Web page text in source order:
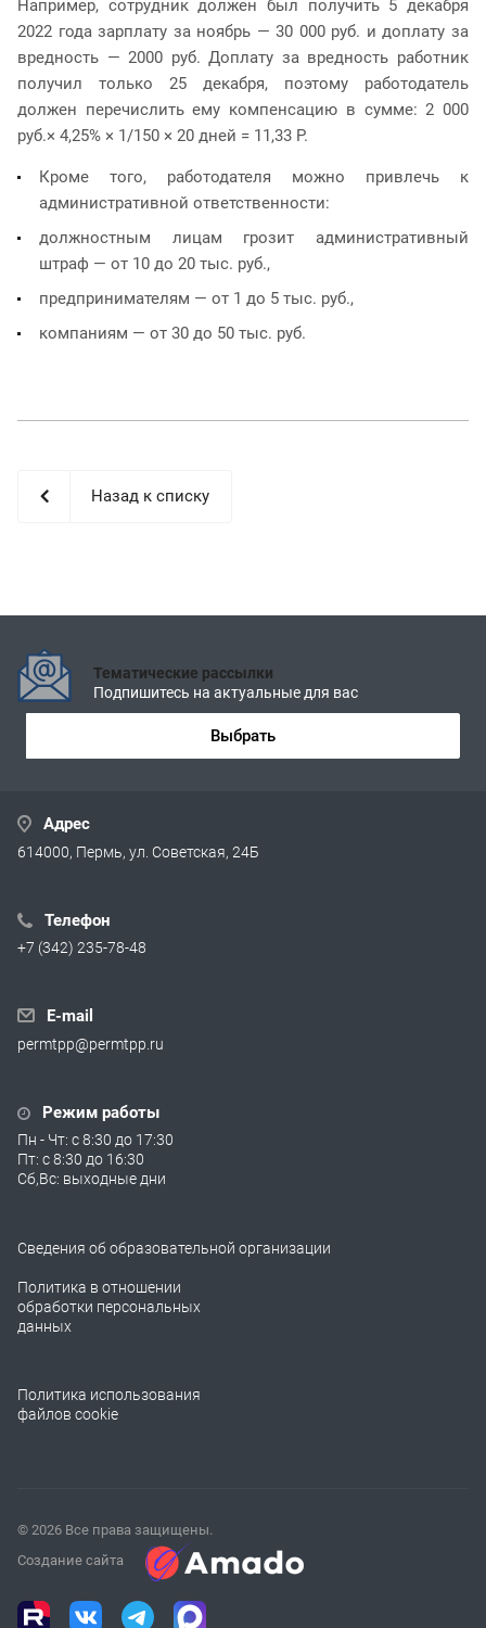
Например, сотрудник должен был получить 5 декабря
2022 года зарплату за ноябрь — 30 000 руб. и доплату за
вредность — 2000 руб. Доплату за вредность работник
получил только 25 декабря, поэтому работодатель
должен перечислить ему компенсацию в сумме: 2 000
руб.× 4,25% × 1/150 × 20 дней = 11,33 Р.
Кроме того, работодателя можно привлечь к
административной ответственности:
должностным лицам грозит административный
штраф — от 10 до 20 тыс. руб.,
предпринимателям — от 1 до 5 тыс. руб.,
компаниям — от 30 до 50 тыс. руб.
Назад к списку
Тематические рассылки
Подпишитесь на актуальные для вас
Выбрать
Адрес
614000, Пермь, ул. Советская, 24Б
Телефон
+7 (342) 235-78-48
E-mail
permtpp@permtpp.ru
Режим работы
Пн - Чт: с 8:30 до 17:30
Пт: с 8:30 до 16:30
Сб,Вс: выходные дни
Сведения об образовательной организации
Политика в отношении
обработки персональных
данных
Политика использования
файлов cookie
© 2026 Все права защищены.
Создание сайта